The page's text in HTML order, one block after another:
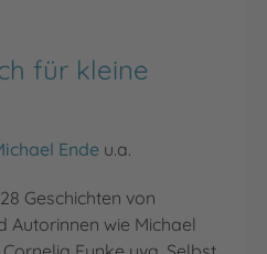
für kleine
Ende u.a.
Geschichten von
Autorinnen wie Michael